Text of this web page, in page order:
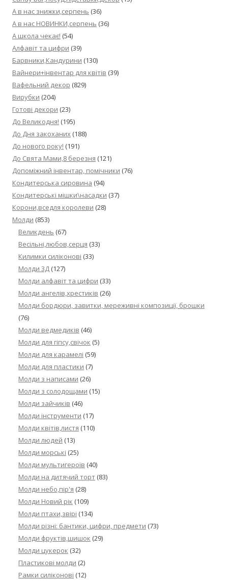
А в нас знижки,серпень (36)
А в нас НОВИНКИ,серпень (36)
А школа чекає! (54)
Алфавіт та цифри (39)
Барвники,Кандурини (130)
Вайнери+інвентар для квітів (39)
Вафельний декор (829)
Вирубки (204)
Готові декори (23)
До Великодня! (195)
До Дня закоханих (188)
До нового року! (191)
До Свята Мами,8 березня (121)
Допоміжний інвентар, помічники (76)
Кондитерська сировина (94)
Кондитерські мішки\насадки (37)
Корони,вседля королеви (28)
Молди (853)
Великдень (67)
Весільні,любов,серця (33)
Килимки силіконові (33)
Молди 3Д (127)
Молди алфавіт та цифри (33)
Молди ангелів,хрестиків (26)
Молди бордюри, завитки, мереживні композиції, брошки
(76)
Молди ведмедиків (46)
Молди для гіпсу,свічок (5)
Молди для карамелі (59)
Молди для пластики (7)
Молди з написами (26)
Молди з солодощами (15)
Молди зайчиків (46)
Молди інструменти (17)
Молди квітів,листя (110)
Молди людей (13)
Молди морські (25)
Молди мультигероїв (40)
Молди на дитячий торт (83)
Молди небо,пір'я (28)
Молди Новий рік (109)
Молди птахи,звірі (134)
Молди різні: бантики, цифри, предмети (73)
Молди фруктів,шишок (29)
Молди цукерок (32)
Пластикові молди (2)
Рамки силіконові (12)